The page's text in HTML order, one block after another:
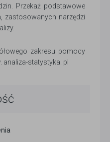
Przekaż podstawowe
zastosowanych narzędzi
zakresu pomocy
statystyka. pl